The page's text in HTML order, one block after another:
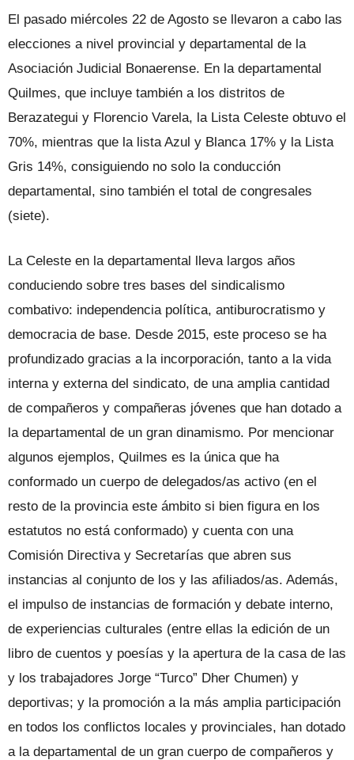
El pasado miércoles 22 de Agosto se llevaron a cabo las
elecciones a nivel provincial y departamental de la
Asociación Judicial Bonaerense. En la departamental
Quilmes, que incluye también a los distritos de
Berazategui y Florencio Varela, la Lista Celeste obtuvo el
70%, mientras que la lista Azul y Blanca 17% y la Lista
Gris 14%, consiguiendo no solo la conducción
departamental, sino también el total de congresales
(siete).
La Celeste en la departamental lleva largos años
conduciendo sobre tres bases del sindicalismo
combativo: independencia política, antiburocratismo y
democracia de base. Desde 2015, este proceso se ha
profundizado gracias a la incorporación, tanto a la vida
interna y externa del sindicato, de una amplia cantidad
de compañeros y compañeras jóvenes que han dotado a
la departamental de un gran dinamismo. Por mencionar
algunos ejemplos, Quilmes es la única que ha
conformado un cuerpo de delegados/as activo (en el
resto de la provincia este ámbito si bien figura en los
estatutos no está conformado) y cuenta con una
Comisión Directiva y Secretarías que abren sus
instancias al conjunto de los y las afiliados/as. Además,
el impulso de instancias de formación y debate interno,
de experiencias culturales (entre ellas la edición de un
libro de cuentos y poesías y la apertura de la casa de las
y los trabajadores Jorge “Turco” Dher Chumen) y
deportivas; y la promoción a la más amplia participación
en todos los conflictos locales y provinciales, han dotado
a la departamental de un gran cuerpo de compañeros y